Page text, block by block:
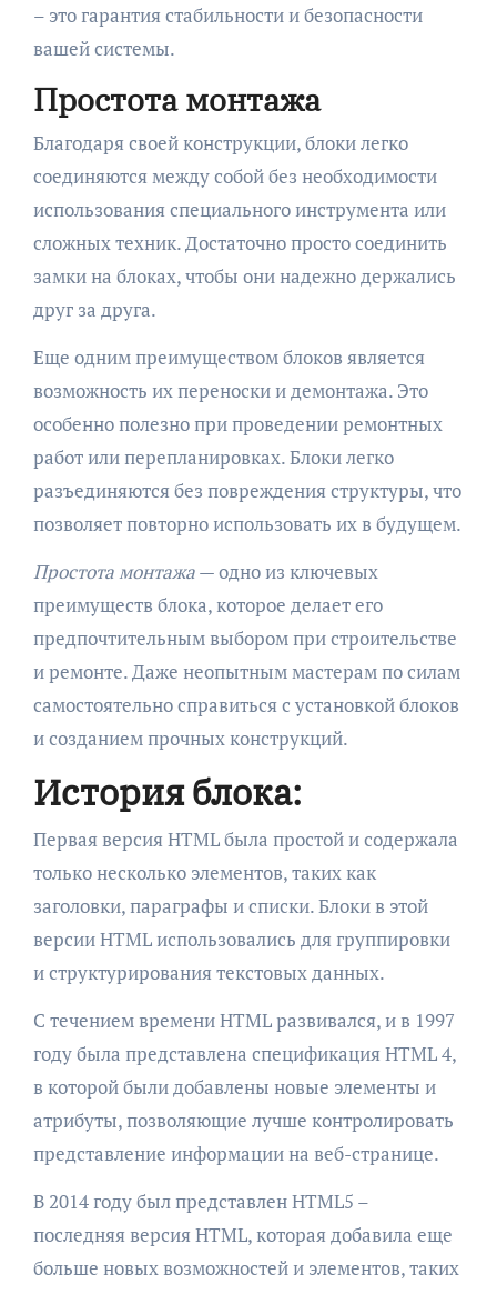
– это гарантия стабильности и безопасности
вашей системы.
Простота монтажа
Благодаря своей конструкции, блоки легко
соединяются между собой без необходимости
использования специального инструмента или
сложных техник. Достаточно просто соединить
замки на блоках, чтобы они надежно держались
друг за друга.
Еще одним преимуществом блоков является
возможность их переноски и демонтажа. Это
особенно полезно при проведении ремонтных
работ или перепланировках. Блоки легко
разъединяются без повреждения структуры, что
позволяет повторно использовать их в будущем.
Простота монтажа— одно из ключевых
преимуществ блока, которое делает его
предпочтительным выбором при строительстве
и ремонте. Даже неопытным мастерам по силам
самостоятельно справиться с установкой блоков
и созданием прочных конструкций.
История блока:
Первая версия HTML была простой и содержала
только несколько элементов, таких как
заголовки, параграфы и списки. Блоки в этой
версии HTML использовались для группировки
и структурирования текстовых данных.
С течением времени HTML развивался, и в 1997
году была представлена спецификация HTML 4,
в которой были добавлены новые элементы и
атрибуты, позволяющие лучше контролировать
представление информации на веб-странице.
В 2014 году был представлен HTML5 –
последняя версия HTML, которая добавила еще
больше новых возможностей и элементов, таких